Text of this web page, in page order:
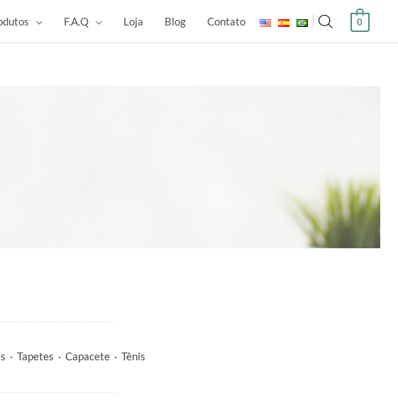
F.A.Q Loja Blog Contato 0
· Tapetes · Capacete · Tênis